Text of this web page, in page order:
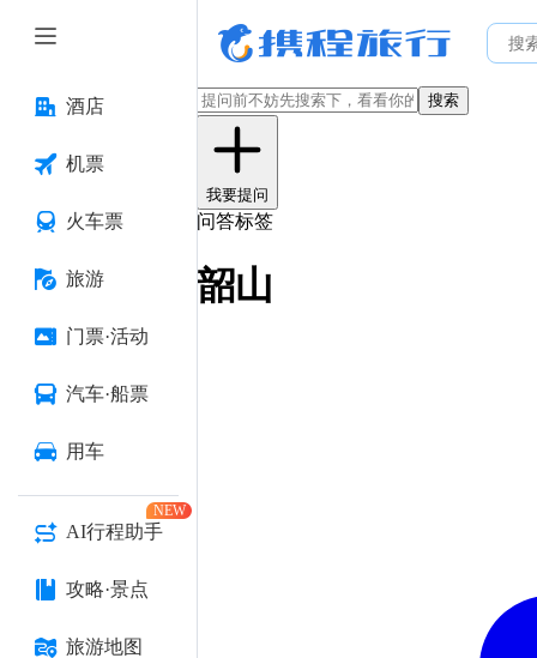
酒店
机票
火车票
旅游
门票·活动
汽车·船票
用车
AI行程助手
NEW
攻略·景点
旅游地图
搜索
我要提问
问答标签
韶山